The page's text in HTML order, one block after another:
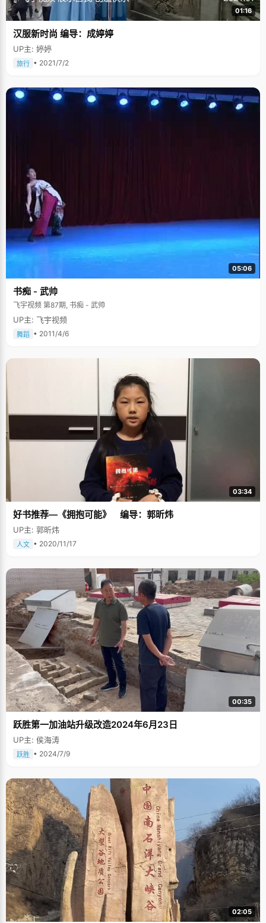
01:16
汉服新时尚 编导：成婷婷
UP主: 婷婷
旅行 • 2021/7/2
05:06
书痴 - 武帅
飞宇视频 第87期, 书痴 - 武帅
UP主: 飞宇视频
舞蹈 • 2011/4/6
03:34
好书推荐—《拥抱可能》 编导：郭昕炜
UP主: 郭昕炜
人文 • 2020/11/17
00:35
跃胜第一加油站升级改造2024年6月23日
UP主: 侯海涛
跃胜 • 2024/7/9
02:05